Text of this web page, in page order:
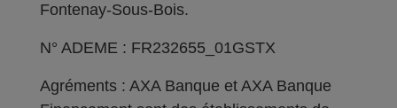
Fontenay-Sous-Bois.
N° ADEME : FR232655_01GSTX
Agréments : AXA Banque et AXA Banque